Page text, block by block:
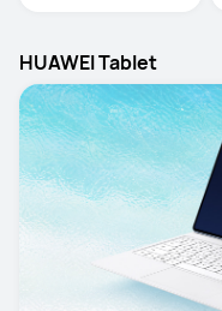
HUAWEI Tablet